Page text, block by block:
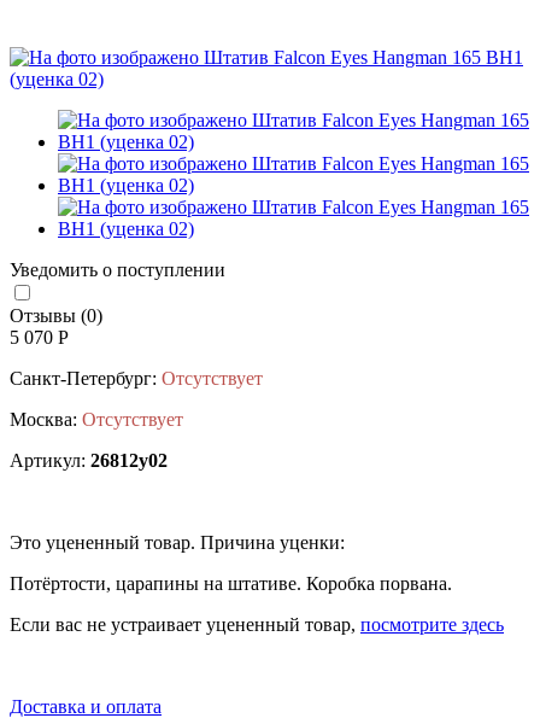
Уведомить о поступлении
Отзывы (0)
5 070 Р
Санкт-Петербург: Отсутствует
Москва: Отсутствует
Артикул: 26812у02
Это уцененный товар. Причина уценки:
Потёртости, царапины на штативе. Коробка порвана.
Если вас не устраивает уцененный товар, посмотрите здесь
Доставка и оплата